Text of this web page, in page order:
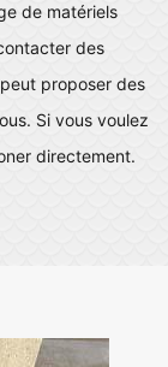
de matériels
des
proposer des
Si vous voulez
directement.